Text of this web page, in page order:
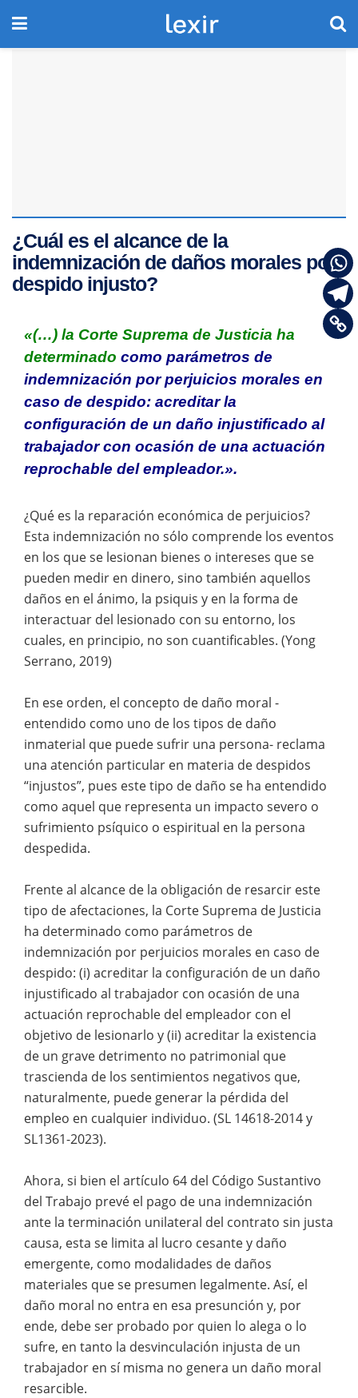
¿Cuál es el alcance de la
indemnización de daños morales por
despido injusto?
«(…) la Corte Suprema de Justicia ha
determinado como parámetros de
indemnización por perjuicios morales en
caso de despido: acreditar la
configuración de un daño injustificado al
trabajador con ocasión de una actuación
reprochable del empleador.».
¿Qué es la reparación económica de perjuicios?
Esta indemnización no sólo comprende los eventos
en los que se lesionan bienes o intereses que se
pueden medir en dinero, sino también aquellos
daños en el ánimo, la psiquis y en la forma de
interactuar del lesionado con su entorno, los
cuales, en principio, no son cuantificables. (Yong
Serrano, 2019)
En ese orden, el concepto de daño moral -
entendido como uno de los tipos de daño
inmaterial que puede sufrir una persona- reclama
una atención particular en materia de despidos
“injustos”, pues este tipo de daño se ha entendido
como aquel que representa un impacto severo o
sufrimiento psíquico o espiritual en la persona
despedida.
Frente al alcance de la obligación de resarcir este
tipo de afectaciones, la Corte Suprema de Justicia
ha determinado como parámetros de
indemnización por perjuicios morales en caso de
despido: (i) acreditar la configuración de un daño
injustificado al trabajador con ocasión de una
actuación reprochable del empleador con el
objetivo de lesionarlo y (ii) acreditar la existencia
de un grave detrimento no patrimonial que
trascienda de los sentimientos negativos que,
naturalmente, puede generar la pérdida del
empleo en cualquier individuo. (SL 14618-2014 y
SL1361-2023).
Ahora, si bien el artículo 64 del Código Sustantivo
del Trabajo prevé el pago de una indemnización
ante la terminación unilateral del contrato sin justa
causa, esta se limita al lucro cesante y daño
emergente, como modalidades de daños
materiales que se presumen legalmente. Así, el
daño moral no entra en esa presunción y, por
ende, debe ser probado por quien lo alega o lo
sufre, en tanto la desvinculación injusta de un
trabajador en sí misma no genera un daño moral
resarcible.